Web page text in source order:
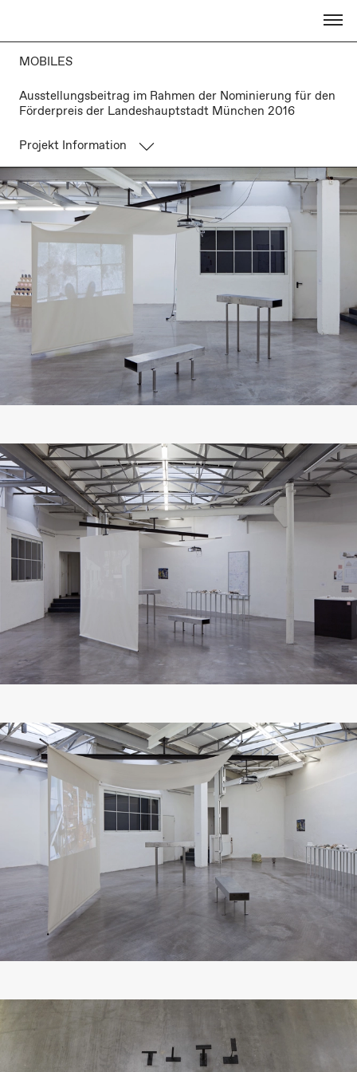
MOBILES
Ausstellungsbeitrag im Rahmen der Nominierung für den
Förderpreis der Landeshauptstadt München 2016
Projekt Information